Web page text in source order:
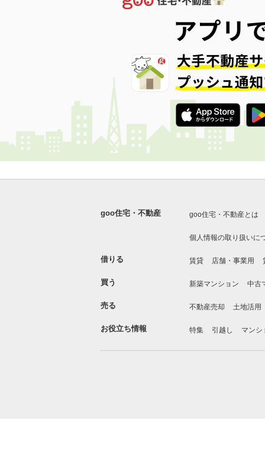
goo住宅・不動産 goo住宅・不動産とは
個人情報の取り扱いに
借りる 賃貸 店舗・事業用
買う 新築マンション 中古
売る 不動産売却 土地活用
お役立ち情報 特集 引越し マンシ